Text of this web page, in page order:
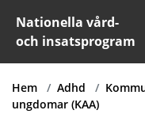
Nationella vård-
och insatsprogram
Hem Adhd
ungdomar (KAA)